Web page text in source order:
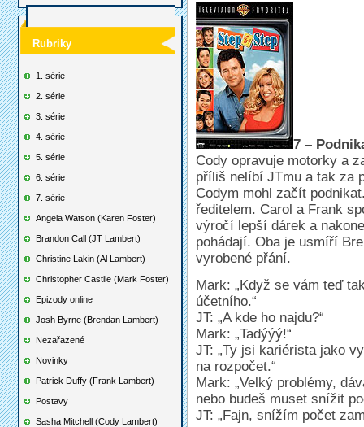
Rubriky
1. série
2. série
3. série
4. série
5. série
6. série
7. série
Angela Watson (Karen Foster)
Brandon Call (JT Lambert)
Christine Lakin (Al Lambert)
Christopher Castile (Mark Foster)
Epizody online
Josh Byrne (Brendan Lambert)
Nezařazené
Novinky
Patrick Duffy (Frank Lambert)
Postavy
Sasha Mitchell (Cody Lambert)
7 –
Cody opravuje motorky a
příliš nelíbí JTmu a tak za
Codym mohl začít
ředitelem. Carol a Frank
výročí lepší dárek a
pohádají. Oba je usmíří
vyrobené přání.
Mark: „Když se vám teď
účetního.“
JT: „A kde ho najdu?“
Mark: „Tadýýý!“
JT: „Ty jsi kariérista jako
na rozpočet.“
Mark: „Velký problémy,
nebo budeš muset snížit
JT: „Fajn, snížím počet